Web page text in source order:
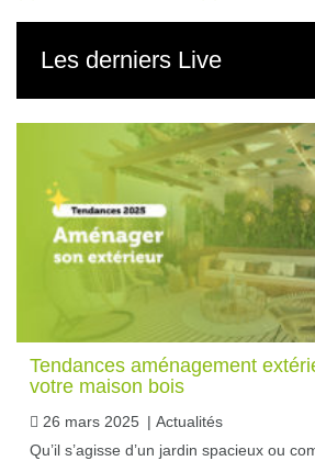
Les derniers Live
Tendances aménagement
votre maison bois
26 mars 2025 | Actualités
Qu’il s’agisse d’un jardin spacieux ou